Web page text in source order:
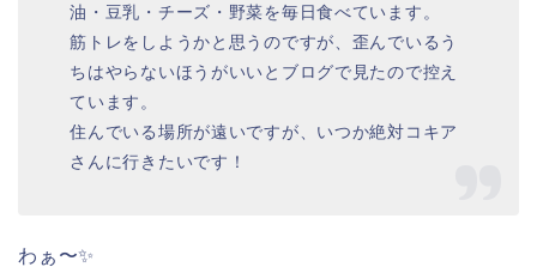
油・豆乳・チーズ・野菜を毎日食べています。
筋トレをしようかと思うのですが、歪んでいるう
ちはやらないほうがいいとブログで見たので控え
ています。
住んでいる場所が遠いですが、いつか絶対コキア
さんに行きたいです！
わぁ〜✨